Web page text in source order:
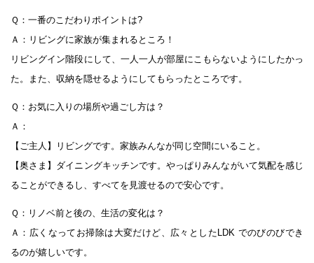
Ｑ：一番のこだわりポイントは?
Ａ：リビングに家族が集まれるところ！
リビングイン階段にして、一人一人が部屋にこもらないようにしたかっ
た。また、収納を隠せるようにしてもらったところです。
Ｑ：お気に入りの場所や過ごし方は？
Ａ：
【ご主人】リビングです。家族みんなが同じ空間にいること。
【奥さま】ダイニングキッチンです。やっぱりみんながいて気配を感じ
ることができるし、すべてを見渡せるので安心です。
Ｑ：リノベ前と後の、生活の変化は？
Ａ：広くなってお掃除は大変だけど、広々としたLDK でのびのびでき
るのが嬉しいです。